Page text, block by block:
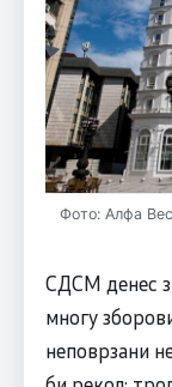
Фото: Алфа
СДСМ денес
многу
неповрзани